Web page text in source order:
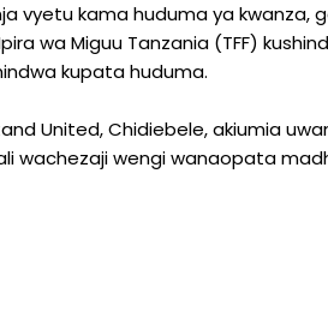
vyetu kama huduma ya kwanza,
wa Miguu Tanzania (TFF)
kupata huduma.
United, Chidiebele, akiumia
wachezaji wengi wanaopata